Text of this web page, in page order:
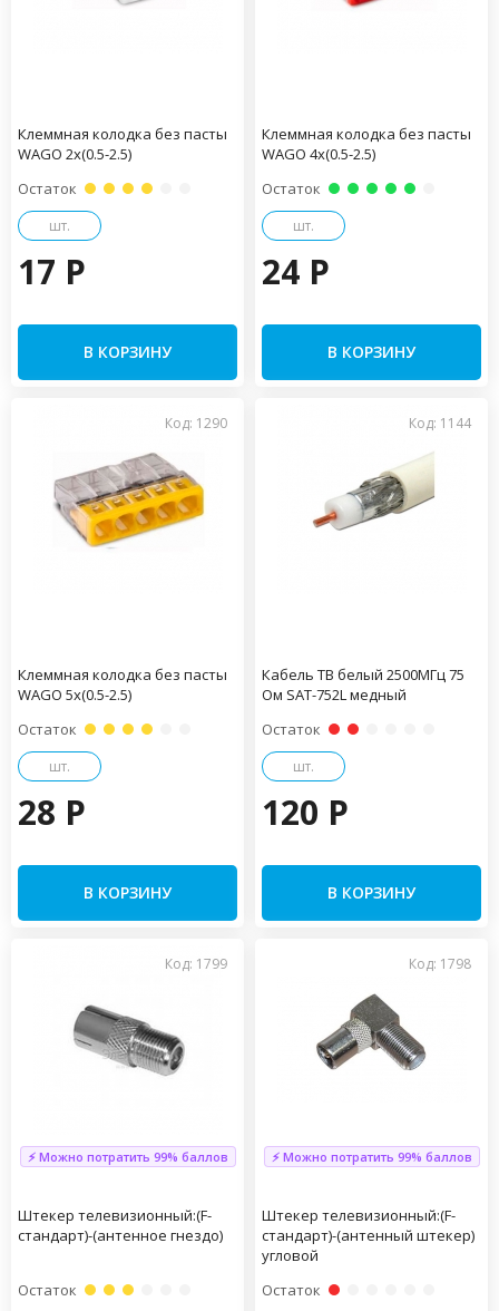
Клеммная колодка без пасты
WAGO 2х(0.5-2.5)
Остаток
шт.
17 P
В КОРЗИНУ
Клеммная колодка без пасты
WAGO 4х(0.5-2.5)
Остаток
шт.
24 P
В КОРЗИНУ
Код: 1290
Клеммная колодка без пасты
WAGO 5х(0.5-2.5)
Остаток
шт.
28 P
В КОРЗИНУ
Код: 1144
Кабель ТВ белый 2500МГц 75
Ом SAT-752L медный
Остаток
шт.
120 P
В КОРЗИНУ
Код: 1799
⚡ Можно потратить 99% баллов
Штекер телевизионный:(F-
стандарт)-(антенное гнездо)
Остаток
Код: 1798
⚡ Можно потратить 99% баллов
Штекер телевизионный:(F-
стандарт)-(антенный штекер)
угловой
Остаток